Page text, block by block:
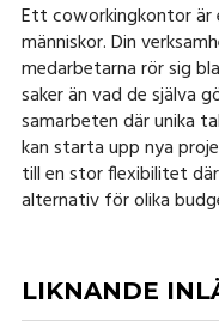
Ett coworkingkontor
människor. Din
medarbetarna rör sig
saker än vad de själva
samarbeten där unika
kan starta upp nya
till en stor flexibilitet
alternativ för olika
LIKNANDE